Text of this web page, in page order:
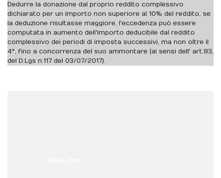
Dedurre la donazione dal proprio reddito complessivo
dichiarato per un importo non superiore al 10% del reddito, se
la deduzione risultasse maggiore, l'eccedenza può essere
computata in aumento dell'importo deducibile dal reddito
complessivo dei periodi di imposta successivi, ma non oltre il
4°, fino a concorrenza del suo ammontare (ai sensi dell' art.83,
del D.Lgs n.117 del 03/07/2017).